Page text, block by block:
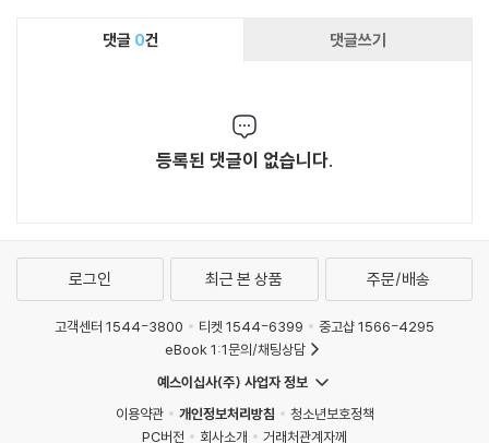
댓글 0건 댓글쓰기
등록된 댓글이 없습니다.
로그인 최근 본 상품 주문/배송
고객센터 1544-3800 티켓 1544-6399
중고샵 1566-4295
eBook 1:1문의/채팅상담
예스이십사(주) 사업자 정보
이용약관
개인정보처리방침
청소년보호정책
PC버전
회사소개 거래처관계자께